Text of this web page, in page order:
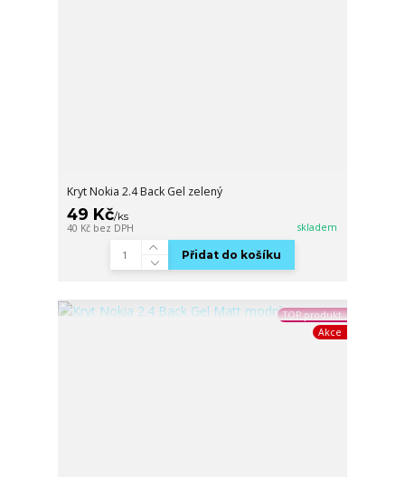
Kryt Nokia 2.4 Back Gel zelený
49 Kč/ks
40 Kč bez DPH skladem
Přidat do košíku
TOP produkt
Akce